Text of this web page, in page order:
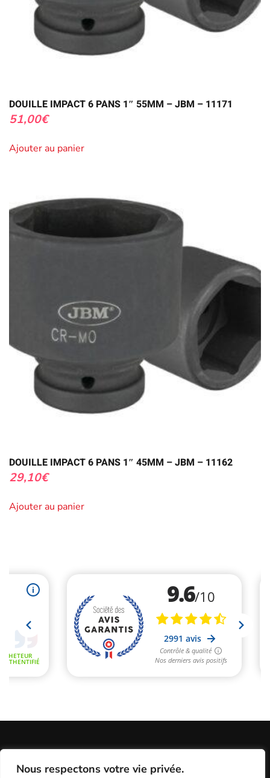
Nous respectons votre vie privée.
DOUILLE IMPACT 6 PANS 1″ 55MM – JBM – 11171
51,00€
Ajouter au panier
DOUILLE IMPACT 6 PANS 1″ 45MM – JBM – 11162
29,10€
Ajouter au panier
Informations Légales
Conditions Générales de Vente